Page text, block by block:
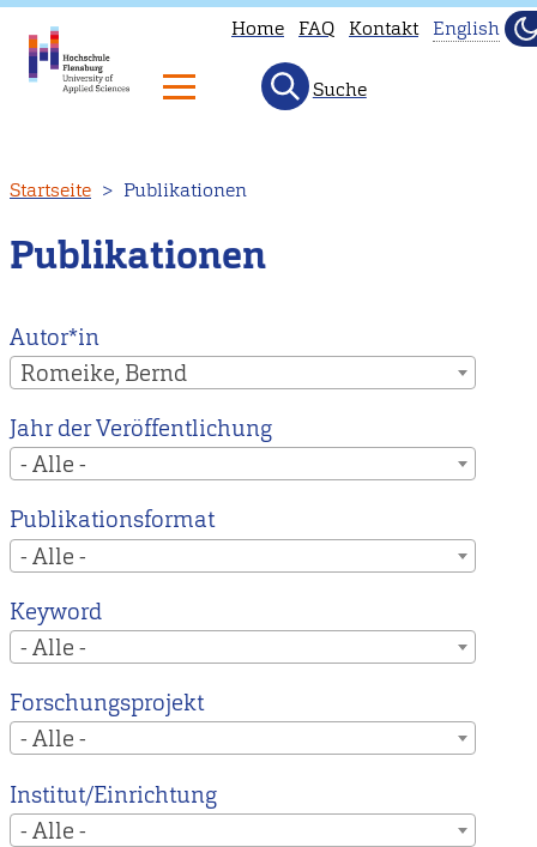
zum
Inhalt
Home FAQ Kontakt
to
our
main
English
Suche
Startseite Publikationen
Publikationen
Autor*in
Romeike, Bernd
Jahr der Veröffentlichung
- Alle -
Publikationsformat
- Alle -
Keyword
- Alle -
Forschungsprojekt
- Alle -
Institut/Einrichtung
- Alle -